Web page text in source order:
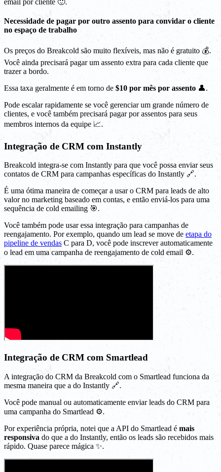
Necessidade de pagar por outro assento para convidar o cliente
no espaço de trabalho
Os preços do Breakcold são muito flexíveis, mas não é gratuito 💰.
Você ainda precisará pagar um assento extra para cada cliente que
trazer a bordo.
Essa taxa geralmente é em torno de $10 por mês por assento 👤.
Pode escalar rapidamente se você gerenciar um grande número de
clientes, e você também precisará pagar por assentos para seus
membros internos da equipe 📈.
Integração de CRM com Instantly
Breakcold integra-se com Instantly para que você possa enviar seus
contatos de CRM para campanhas específicas do Instantly 🔗.
É uma ótima maneira de começar a usar o CRM para leads de alto
valor no marketing baseado em contas, e então enviá-los para uma
sequência de cold emailing 🎯.
Você também pode usar essa integração para campanhas de
reengajamento. Por exemplo, quando um lead se move de etapa do
pipeline de vendas C para D, você pode inscrever automaticamente
o lead em uma campanha de reengajamento de cold email ⚙️.
Integração de CRM com Smartlead
A integração do CRM da Breakcold com o Smartlead funciona da
mesma maneira que a do Instantly 🔗.
Você pode manual ou automaticamente enviar leads do CRM para
uma campanha do Smartlead ⚙️.
Por experiência própria, notei que a API do Smartlead é mais
responsiva do que a do Instantly, então os leads são recebidos mais
rápido. Quase parece mágica ✨.